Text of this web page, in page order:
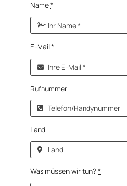
Name*
E-Mail*
Rufnummer
Land
Was müssen wir tun?*